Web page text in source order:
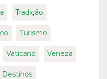
Tradição
Turismo
Vaticano Veneza
Destinos